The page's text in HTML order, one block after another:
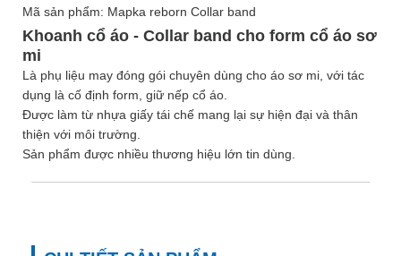
Mã sản phẩm: Mapka reborn Collar band
Khoanh cổ áo - Collar band cho form cổ áo sơ
mi
Là phụ liệu may đóng gói chuyên dùng cho áo sơ mi, với tác
dụng là cố định form, giữ nếp cổ áo.
Được làm từ nhựa giấy tái chế mang lại sự hiện đại và thân
thiện với môi trường.
Sản phẩm được nhiều thương hiệu lớn tin dùng.